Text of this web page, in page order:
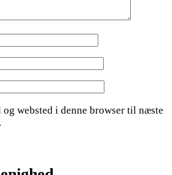
websted i denne browser til næste